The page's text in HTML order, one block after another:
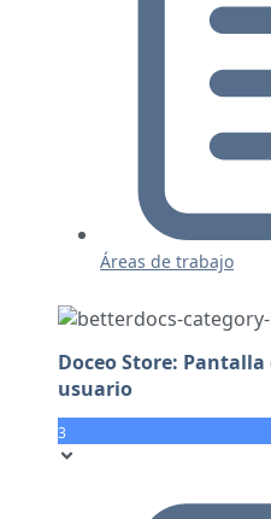
Áreas de trabajo
Doceo Store:
usuario
3